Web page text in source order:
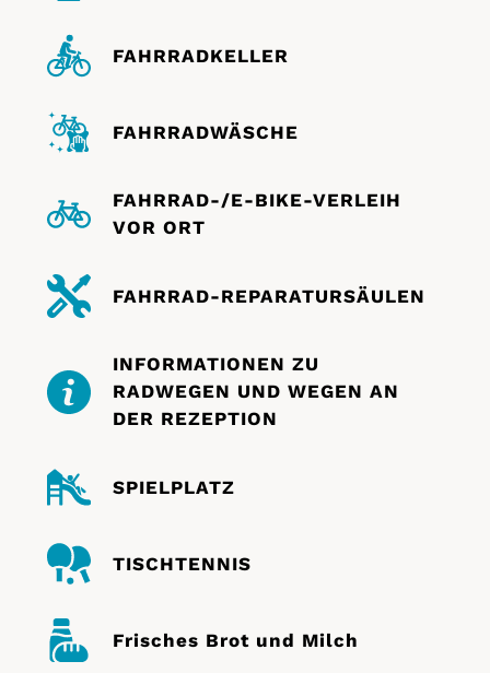
FAHRRADKELLER
FAHRRADWÄSCHE
FAHRRAD-/E-BIKE-VERLEIH
VOR ORT
FAHRRAD-REPARATURSÄULEN
INFORMATIONEN ZU
RADWEGEN UND WEGEN AN
DER REZEPTION
SPIELPLATZ
TISCHTENNIS
Frisches Brot und Milch